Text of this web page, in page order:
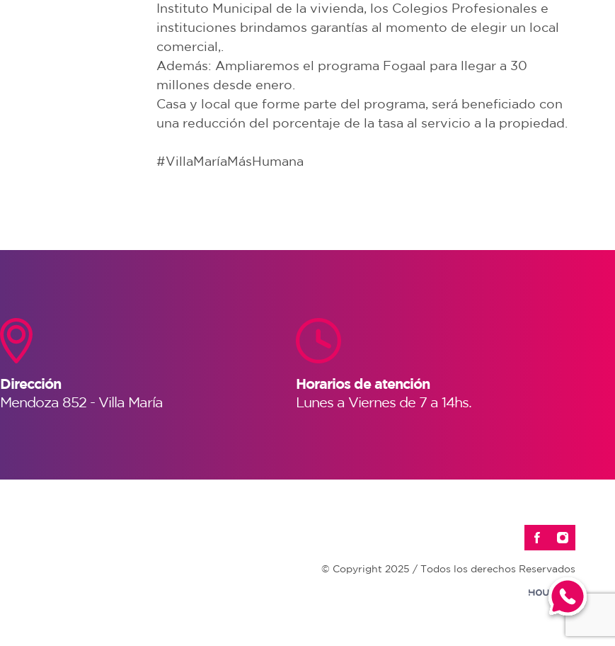
Instituto Municipal de la vivienda, los Colegios Profesionales e
instituciones brindamos garantías al momento de elegir un local
comercial,.
Además: Ampliaremos el programa Fogaal para llegar a 30
millones desde enero.
Casa y local que forme parte del programa, será beneficiado con
una reducción del porcentaje de la tasa al servicio a la propiedad.
#VillaMaríaMásHumana
Dirección
Mendoza 852 - Villa María
Horarios de atención
Lunes a Viernes de 7 a 14hs.
© Copyright 2025 / Todos los derechos Reservados